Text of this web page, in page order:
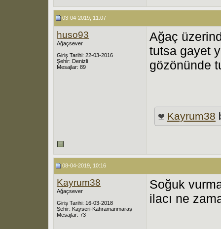
03-04-2019, 11:07
huso93
Ağaçsever
Giriş Tarihi: 22-03-2016
Şehir: Denizli
Mesajlar: 89
Ağaç
tutsa gayet
gözönünde
Kayrum38
08-04-2019, 10:16
Kayrum38
Ağaçsever
Giriş Tarihi: 16-03-2018
Şehir: Kayseri-Kahramanmaraş
Mesajlar: 73
Soğuk
ilacı ne